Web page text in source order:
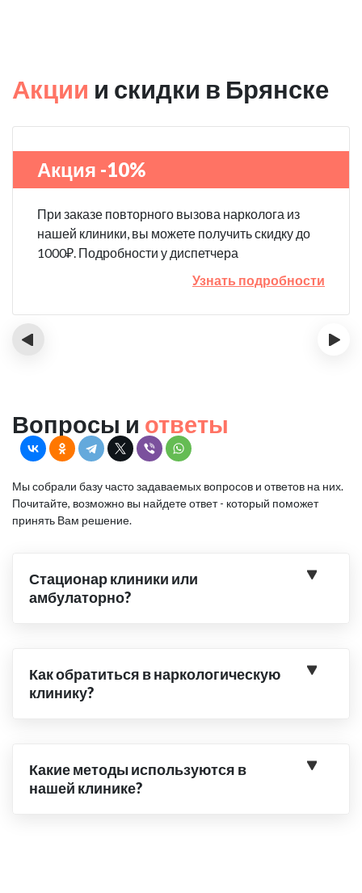
Акции и скидки в Брянске
Акция -10%
При заказе повторного вызова нарколога из
нашей клиники, вы можете получить скидку до
1000₽. Подробности у диспетчера
Узнать подробности
‹ ›
Вопросы и ответы
Мы собрали базу часто задаваемых вопросов и ответов на них.
Почитайте, возможно вы найдете ответ - который поможет
принять Вам решение.
Стационар клиники или
амбулаторно?
Как обратиться в наркологическую
клинику?
Какие методы используются в
нашей клинике?